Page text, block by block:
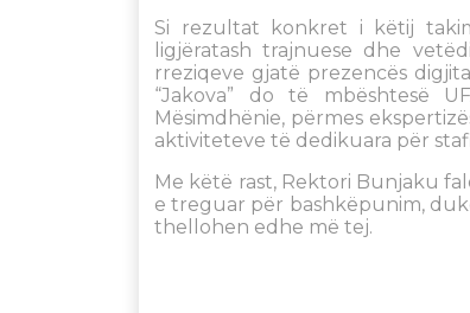
Si rezultat konkret i këtij
ligjëratash trajnuese dhe
rreziqeve gjatë prezencës
“Jakova” do të mbështesë
Mësimdhënie, përmes
aktiviteteve të dedikuara për
Me këtë rast, Rektori Bunjaku
e treguar për bashkëpunim,
thellohen edhe më tej.